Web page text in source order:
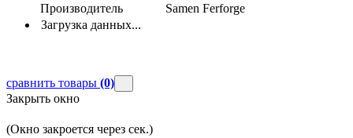
Производитель
Samen Ferforge
Загрузка данных...
сравнить товары (0)
Закрыть окно
(Окно закроется через сек.)